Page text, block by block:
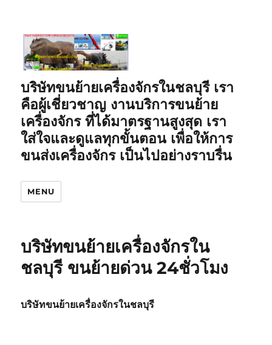
บริษัทขนย้ายเครื่องจักรในชลบุรี เรา
คือผู้เชี่ยวชาญ งานบริการขนย้าย
เครื่องจักร ที่ได้มาตรฐานสูงสุด เรา
ใส่ใจและดูแลทุกขั้นตอน เพื่อให้การ
ขนส่งเครื่องจักร เป็นไปอย่างราบรื่น
MENU
บริษัทขนย้ายเครื่องจักรใน
ชลบุรี ขนย้ายด่วน 24ชั่วโมง
บริษัทขนย้ายเครื่องจักรในชลบุรี